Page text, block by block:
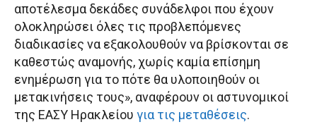
αποτέλεσμα δεκάδες συνάδελφοι που έχουν
ολοκληρώσει όλες τις προβλεπόμενες
διαδικασίες να εξακολουθούν να βρίσκονται σε
καθεστώς αναμονής, χωρίς καμία επίσημη
ενημέρωση για το πότε θα υλοποιηθούν οι
μετακινήσεις τους», αναφέρουν οι αστυνομικοί
της ΕΑΣΥ Ηρακλείου για τις μεταθέσεις.